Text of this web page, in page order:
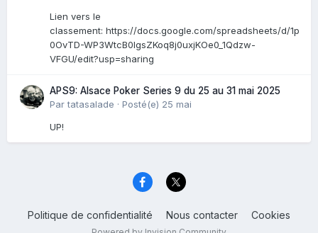
Lien vers le
classement: https://docs.google.com/spreadsheets/d/1p
0OvTD-WP3WtcB0lgsZKoq8j0uxjKOe0_1Qdzw-
VFGU/edit?usp=sharing
APS9: Alsace Poker Series 9 du 25 au 31 mai 2025
Partatasalade · Posté(e) 25 mai
UP!
Politique de confidentialité Nous contacter Cookies